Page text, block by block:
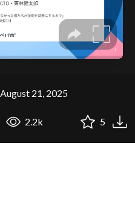
August 21, 2025
2.2k 5